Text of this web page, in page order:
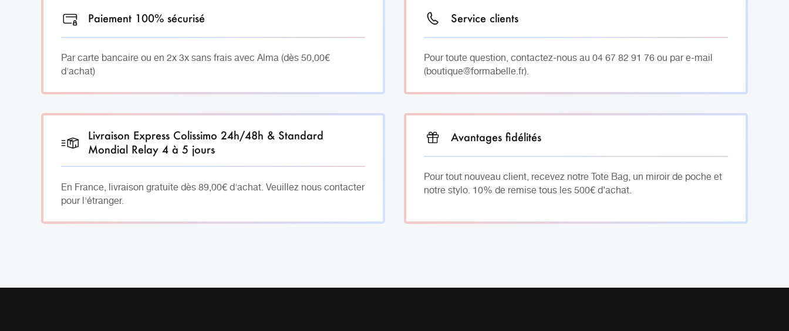
Paiement 100% sécurisé
Par carte bancaire ou en 2x 3x sans frais avec Alma (dès 50,00€
d'achat)
Service clients
Pour toute question, contactez-nous au 04 67 82 91 76 ou par e-mail
(boutique@formabelle.fr).
Livraison Express Colissimo 24h/48h & Standard
Mondial Relay 4 à 5 jours
En France, livraison gratuite dès 89,00€ d'achat. Veuillez nous contacter
pour l'étranger.
Avantages fidélités
Pour tout nouveau client, recevez notre Tote Bag, un miroir de poche et
notre stylo. 10% de remise tous les 500€ d’achat.